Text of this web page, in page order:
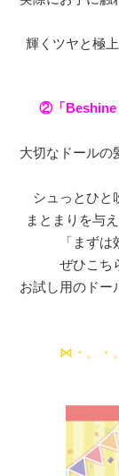
輝くツヤと極
②「Beshine
大切なドールの
シュっとひと
まとまりを与
「まず
ぜひこち
お試し用のドー
⋈・。・